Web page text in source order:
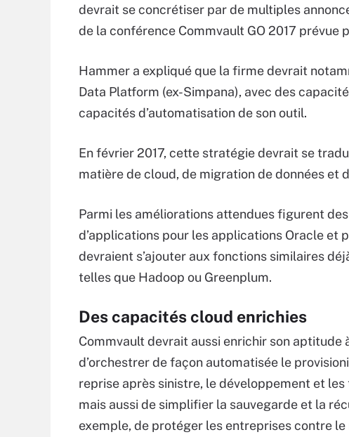
devrait se concrétiser par de multiples
de la conférence Commvault GO 2017 prévue
Hammer a expliqué que la firme devrait
Data Platform (ex-Simpana), avec des
capacités d’automatisation de son outil.
En février 2017, cette stratégie devrait se
matière de cloud, de migration de données et
Parmi les améliorations attendues figurent
d’applications pour les applications Oracle et
devraient s’ajouter aux fonctions similaires
telles que Hadoop ou Greenplum.
Des capacités cloud enrichies
Commvault devrait aussi enrichir son aptitude
d’orchestrer de façon automatisée le
reprise après sinistre, le développement et
mais aussi de simplifier la sauvegarde et la
exemple, de protéger les entreprises contre